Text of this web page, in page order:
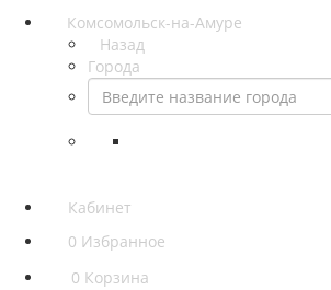
Комсомольск-на-Амуре
Назад
Города
Кабинет
0 Избранное
0 Корзина